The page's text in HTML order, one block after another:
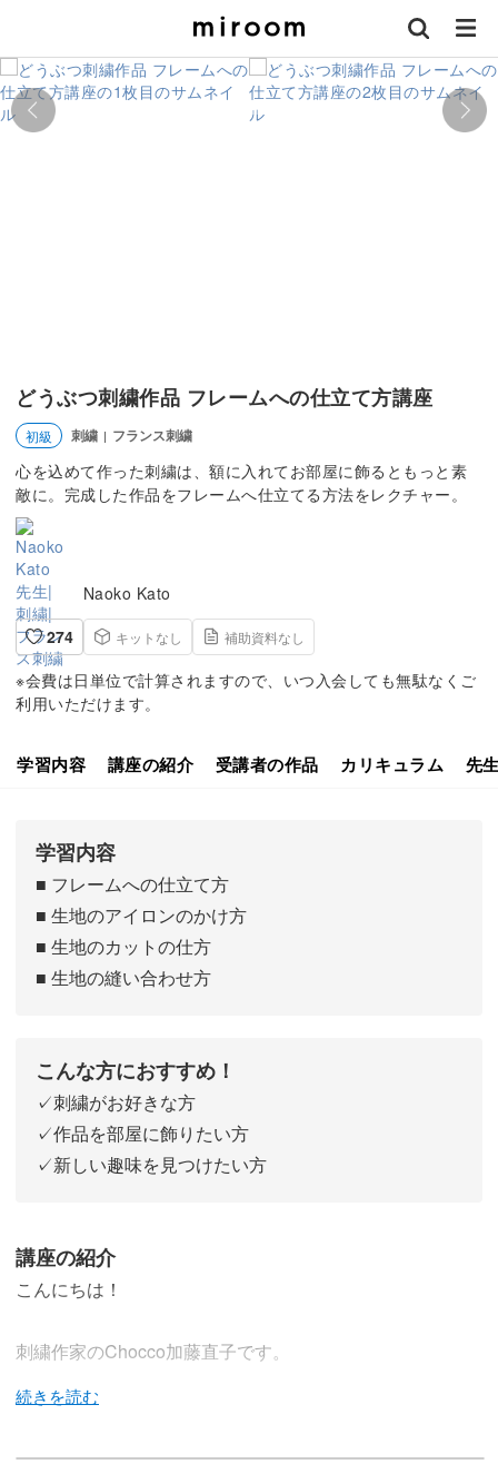
どうぶつ刺繍作品 フレームへの仕立て方講座
初級 刺繍 | フランス刺繍
心を込めて作った刺繍は、額に入れてお部屋に飾るともっと素
敵に。完成した作品をフレームへ仕立てる方法をレクチャー。
Naoko Kato
274
キットなし 補助資料なし
※会費は日単位で計算されますので、いつ入会しても無駄なくご
利用いただけます。
学習内容 講座の紹介 受講者の作品 カリキュラム 先
学習内容
■ フレームへの仕立て方
■ 生地のアイロンのかけ方
■ 生地のカットの仕方
■ 生地の縫い合わせ方
こんな方におすすめ！
✓刺繍がお好きな方
✓作品を部屋に飾りたい方
✓新しい趣味を見つけたい方
講座の紹介
こんにちは！
刺繍作家のChocco加藤直子です。